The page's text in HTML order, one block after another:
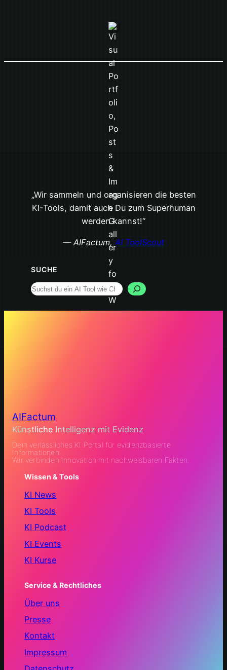
„Wir sammeln und organisieren die besten
KI-Tools, damit auch Du zum Superhuman
werden kannst!“
— AIFactum, AI ToolScout
SUCHE
Search
AIFactum
Künstliche Intelligenz mit Evidenz
Dein verlässliches KI Portal für evidenzbasierte
Informationen.
Wir verbinden Innovation mit nachweisbaren Fakten.
Wissen & Tools
KI News
KI Tools
KI Podcast
KI Events
KI Kurse
Service & Rechtliches
Über uns
Presse
Kontakt
Impressum